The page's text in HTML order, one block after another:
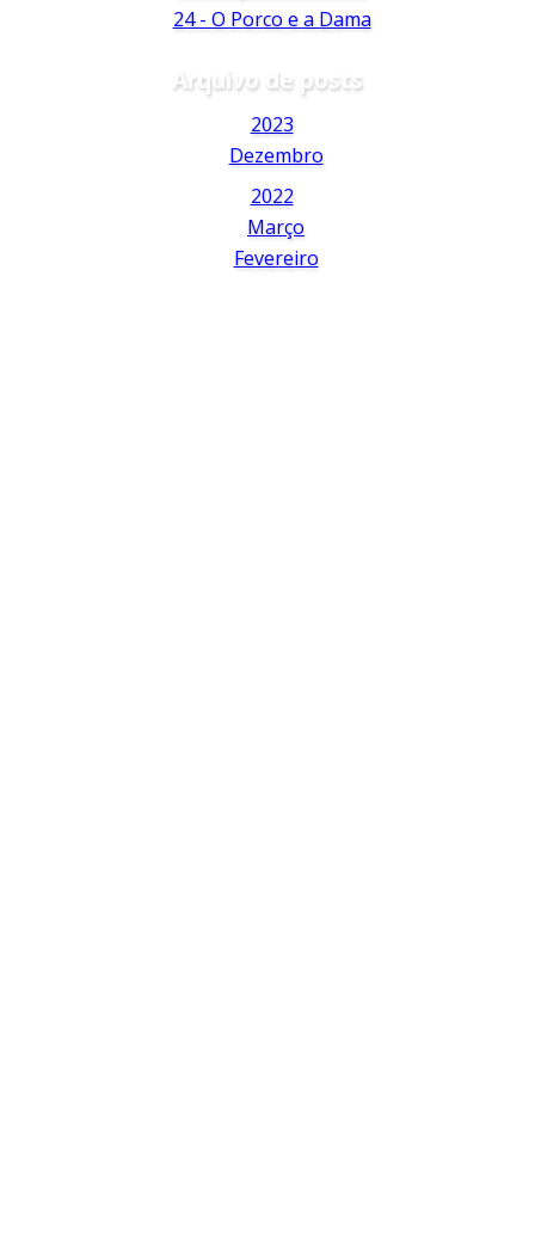
24 - O Porco e a Dama
Arquivo de posts
2023
Dezembro
2022
Março
Fevereiro